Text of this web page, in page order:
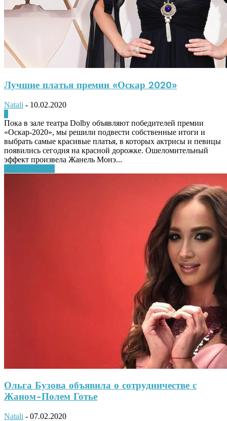
Лучшие платья премии «Оскар 2020»
Natali - 10.02.2020
Пока в зале театра Dolby объявляют победителей премии
«Оскар-2020», мы решили подвести собственные итоги и
выбрать самые красивые платья, в которых актрисы и певицы
появились сегодня на красной дорожке. Ошеломительный
эффект произвела Жанель Монэ...
Ольга Бузова объявила о сотрудничестве с
Жаном-Полем Готье
Natali - 07.02.2020